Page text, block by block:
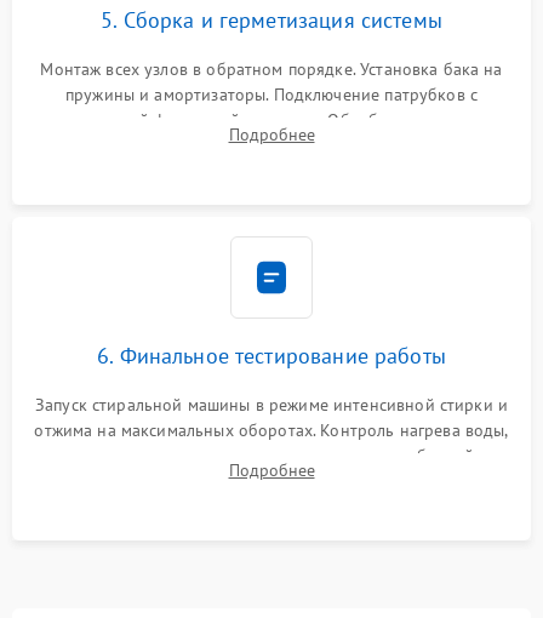
5. Сборка и герметизация системы
Монтаж всех узлов в обратном порядке. Установка бака на
пружины и амортизаторы. Подключение патрубков с
надежной фиксацией хомутами. Обработка стыков
герметиком для предотвращения возможных протечек воды.
Подробнее
6. Финальное тестирование работы
Запуск стиральной машины в режиме интенсивной стирки и
отжима на максимальных оборотах. Контроль нагрева воды,
корректности слива, отсутствия излишних вибраций,
посторонних стуков и протечек под корпусом.
Подробнее